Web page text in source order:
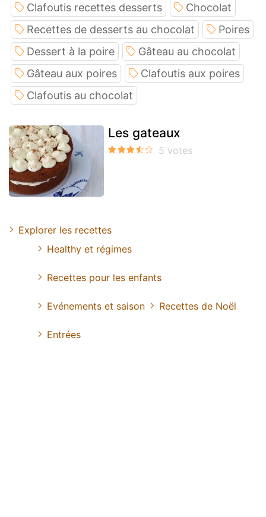
Clafoutis recettes desserts
Chocolat
Recettes de desserts au chocolat
Poires
Dessert à la poire
Gâteau au chocolat
Gâteau aux poires
Clafoutis aux poires
Clafoutis au chocolat
Les gateaux
Explorer les recettes
Healthy et régimes
Recettes pour les enfants
Evénements et saison Recettes de Noël
Entrées